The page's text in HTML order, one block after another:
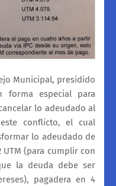
Municipal, presidido
forma especial para
lo adeudado al
conflicto, el cual
lo adeudado de
UTM (para cumplir con
la deuda debe ser
pagadera en 4